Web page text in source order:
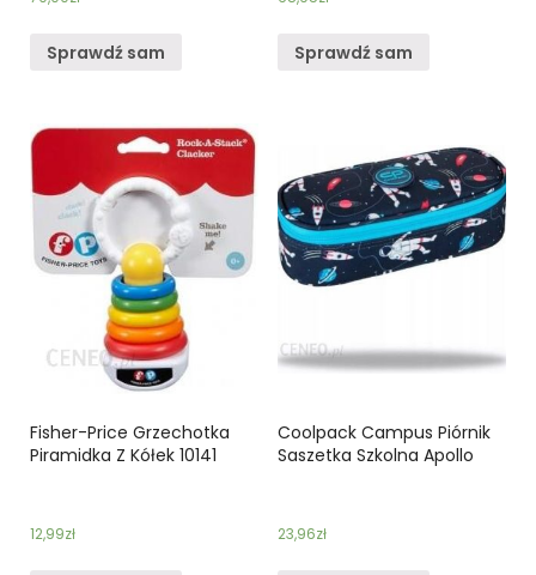
Sprawdź sam Sprawdź sam
Fisher-Price Grzechotka
Piramidka Z Kółek 10141
12,99zł
Coolpack Campus Piórnik
Saszetka Szkolna Apollo
23,96zł